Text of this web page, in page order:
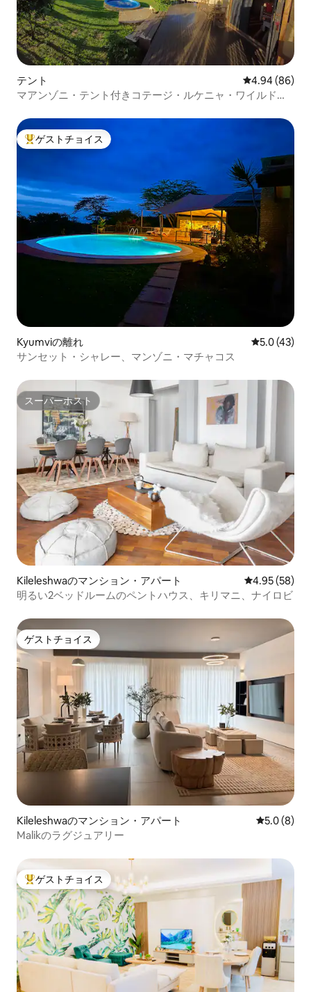
テント レビュー86件
4.94 (86)
マアンゾニ・テント付きコテージ・ルケニャ・ワイルドラ
大好評のゲストチョイスです。
ゲストチョイス
Kyumviの離れ レビュー43
5.0 (43)
サンセット・シャレー、マンゾニ・マチャコス
スーパーホスト
スーパーホスト
Kileleshwaのマンション・アパート レビュー58
4.95 (58)
明るい2ベッドルームのペントハウス、キリマニ、ナイロビ
ゲストチョイス
ゲストチョイス
Kileleshwaのマンション・アパート レビュー8
5.0 (8)
Malikのラグジュアリー
大好評のゲストチョイスです。
ゲストチョイス